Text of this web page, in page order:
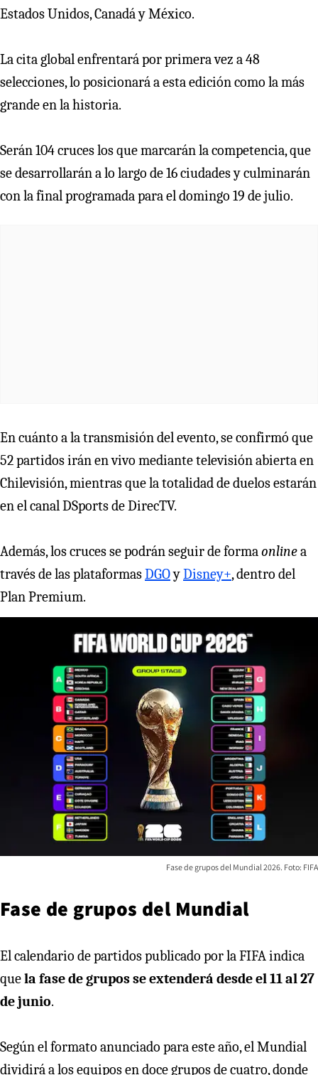
Estados Unidos, Canadá y México.
La cita global enfrentará por primera vez a 48
selecciones, lo posicionará a esta edición como la más
grande en la historia.
Serán 104 cruces los que marcarán la competencia, que
se desarrollarán a lo largo de 16 ciudades y culminarán
con la final programada para el domingo 19 de julio.
En cuánto a la transmisión del evento, se confirmó que
52 partidos irán en vivo mediante televisión abierta en
Chilevisión, mientras que la totalidad de duelos estarán
en el canal DSports de DirecTV.
Además, los cruces se podrán seguir de formaonlinea
través de las plataformasDGOyDisney+, dentro del
Plan Premium.
Fase de grupos del Mundial 2026. Foto: FIFA
Fase de grupos del Mundial
El calendario de partidos publicado por la FIFA indica
quela fase de grupos se extenderá desde el 11 al 27
de junio.
Según el formato anunciado para este año, el Mundial
dividirá a los equipos en doce grupos de cuatro, donde